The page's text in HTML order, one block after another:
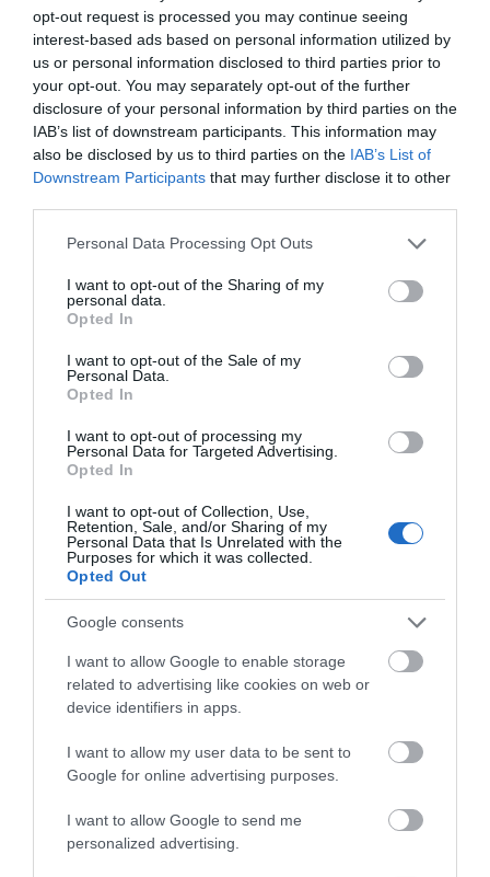
opt-out request is processed you may continue seeing
interest-based ads based on personal information utilized by
us or personal information disclosed to third parties prior to
your opt-out. You may separately opt-out of the further
disclosure of your personal information by third parties on the
IAB’s list of downstream participants. This information may
also be disclosed by us to third parties on the IAB’s List of
Downstream Participants that may further disclose it to other
Please note that this website/app uses one or more Google
not limited to your visit or usage behaviour. You may click to
grant or deny consent to Google and its third-party tags to
use your data for below specified purposes in below Google
consent section.
Personal Data Processing Opt Outs
I want to opt-out of the Sharing of my
personal data.
Opted In
I want to opt-out of the Sale of my
Personal Data.
Opted In
I want to opt-out of processing my
Personal Data for Targeted Advertising.
Opted In
I want to opt-out of Collection, Use,
Retention, Sale, and/or Sharing of my
Personal Data that Is Unrelated with the
Purposes for which it was collected.
Opted Out
Google consents
I want to allow Google to enable storage
related to advertising like cookies on web or
device identifiers in apps.
I want to allow my user data to be sent to
Google for online advertising purposes.
I want to allow Google to send me
personalized advertising.
ΑΠΆΝΤΗΣΗ
Ο/ΗCovid
30/03/2021 στις 07:40
Είδα ωραίες φωτο του κ. Σουσουδη την
Κυριακή από την περιοχή Κορθιου. Ως γιατρός
και πολιτικός του Νησιού θα μπορούσε να μας
Κορθι εν μέσω πανδημίας; Έβγαλε
τα δικά του λεγόμενα και τις δικές του
πανδημία και τον ρόλο του;
ΑΦΉΣΤΕ ΈΝΑ ΣΧΌΛΙΟ
Τα υποχρεωτικά πεδία
σημειώνονται με*